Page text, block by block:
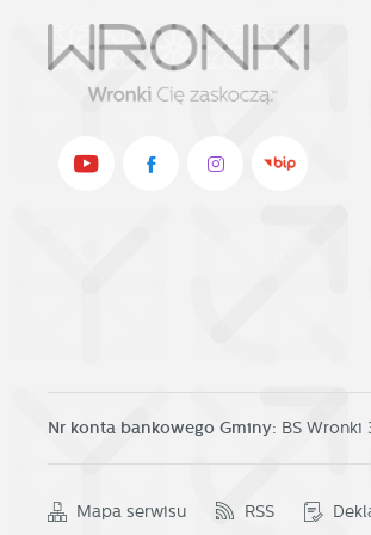
Nr konta bankowego Gminy: BS
Mapa serwisu RSS